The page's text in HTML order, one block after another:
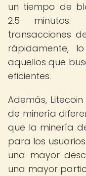
un tiempo de
2.5 minutos.
transacciones
rápidamente,
aquellos que
eficientes.
Además,
de minería
que la minería
para los
una mayor
una mayor